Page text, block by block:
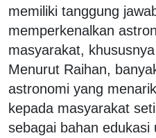
memiliki tanggung
memperkenalkan
masyarakat,
Menurut Raihan,
astronomi yang
kepada masyarakat
sebagai bahan edukasi